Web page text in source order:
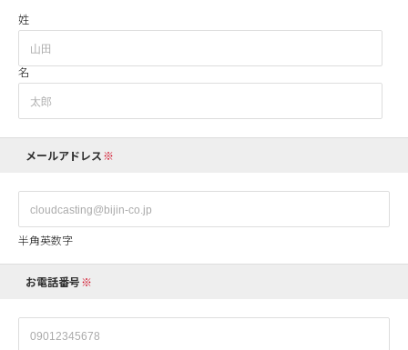
姓
名
メールアドレス
半角英数字
お電話番号